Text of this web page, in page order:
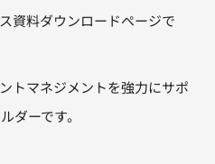
資料ダウンロードページで
トマネジメントを強力にサポ
ダーです。